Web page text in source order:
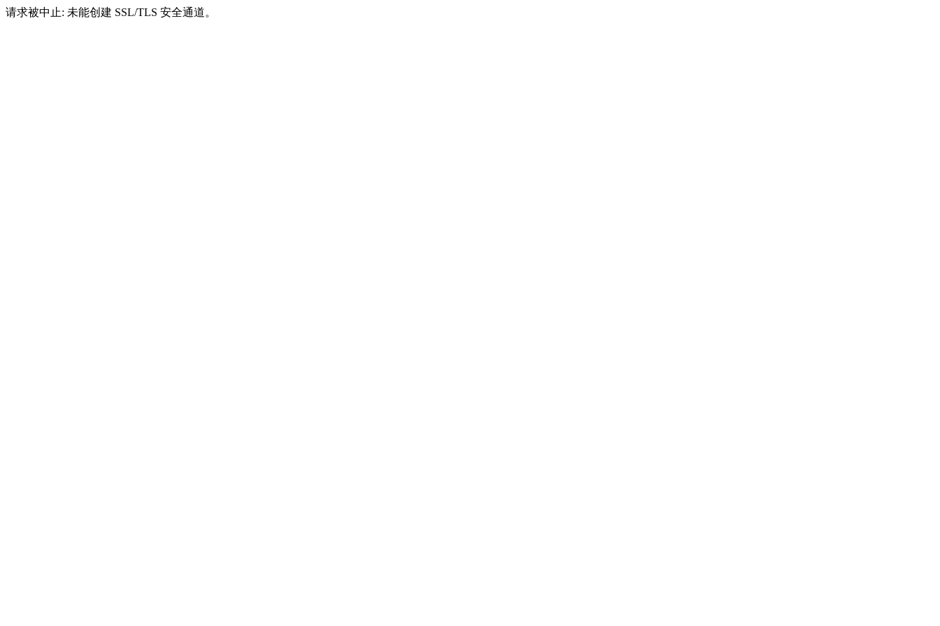
请求被中止: 未能创建 SSL/TLS 安全通道。